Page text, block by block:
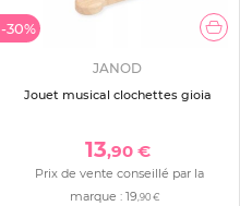
-30%
JANOD
Jouet musical clochettes gioia
13,90 €
Prix de vente conseillé par la
marque :19,90 €